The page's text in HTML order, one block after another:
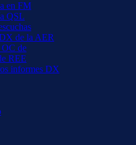
en FM
QSL
de la AER
OC de
REE
informes DX